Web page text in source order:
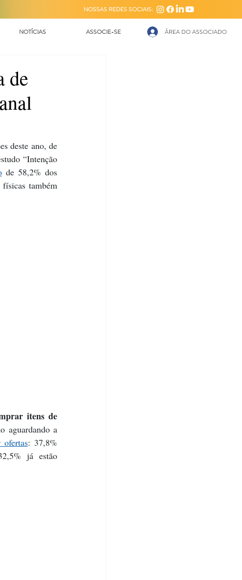
NOSSAS REDES SOCIAIS:
NOTÍCIAS ASSOCIE-SE ÁREA DO ASSOCIADO
de
deste ano, de
“Intenção
de 58,2% dos
também
itens de
aguardando a
ofertas: 37,8%
já estão